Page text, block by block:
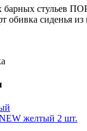
барных стульев
обивка сиденья